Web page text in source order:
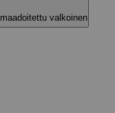
valkoinen